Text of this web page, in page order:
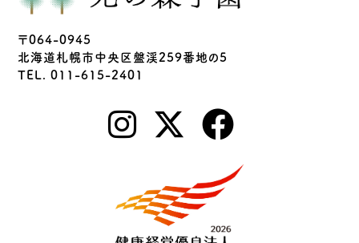
〒064-0945
北海道札幌市中央区盤渓259番地の5
TEL. 011-615-2401